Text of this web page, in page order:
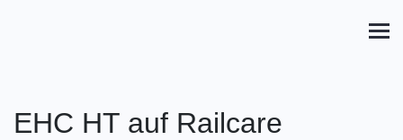
EHC HT auf Railcare